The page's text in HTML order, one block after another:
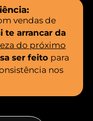
vendas de
te arrancar da
do próximo
ser feito para
nos